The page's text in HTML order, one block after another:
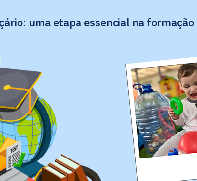
uma etapa essencial na